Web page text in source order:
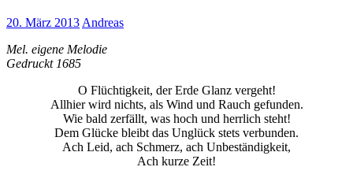
20. März 2013 Andreas
Mel. eigene Melodie
Gedruckt 1685
O Flüchtigkeit, der Erde Glanz vergeht!
Allhier wird nichts, als Wind und Rauch gefunden.
Wie bald zerfällt, was hoch und herrlich steht!
Dem Glücke bleibt das Unglück stets verbunden.
Ach Leid, ach Schmerz, ach Unbeständigkeit,
Ach kurze Zeit!